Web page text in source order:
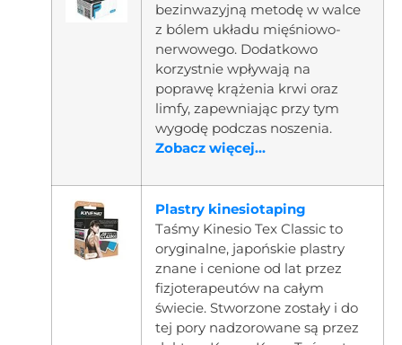
bezinwazyjną metodę w walce
z bólem układu mięśniowo-
nerwowego. Dodatkowo
korzystnie wpływają na
poprawę krążenia krwi oraz
limfy, zapewniając przy tym
wygodę podczas noszenia.
Zobacz więcej...
Plastry kinesiotaping
Taśmy Kinesio Tex Classic to
oryginalne, japońskie plastry
znane i cenione od lat przez
fizjoterapeutów na całym
świecie. Stworzone zostały i do
tej pory nadzorowane są przez